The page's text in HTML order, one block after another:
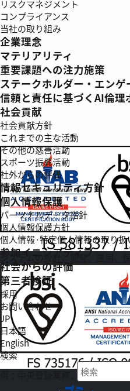
リスクマネジメント
コンプライアンス
当社の取り組み
企業理念
マテリアリティ
重要課題への注力施策
ステークホルダー・エンゲ
信頼と責任に基づくAI倫理
社会貢献
社会貢献方針
これまでの主な活動
その他の慈善活動
スポーツ振興活動
社外からの評価
情報セキュリティ方針
個人情報保護
パーソナルデータ指針
個人情報保護方針
個人情報·特定個人情報の取り
参加イニシアティブ
社会からの評価
第三者検証
採用
お問い合わせ
JP
日本語
English
検索
検索キーワ
供：中央登録業務、緊急連絡受